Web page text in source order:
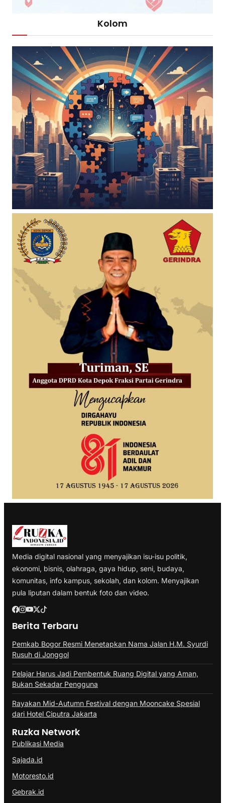
Kolom
Media digital nasional yang menyajikan isu-isu politik,
ekonomi, bisnis, olahraga, gaya hidup, seni, budaya,
komunitas, info kampus, sekolah, dan kolom. Menyajikan
pula liputan dalam bentuk foto dan video.
Berita Terbaru
Pemkab Bogor Resmi Menetapkan Nama Jalan H.M. Syurdi
Rusuh di Jonggol
Pelajar Harus Jadi Pembentuk Ruang Digital yang Aman,
Bukan Sekadar Pengguna
Rayakan Mid-Autumn Festival dengan Mooncake Spesial
dari Hotel Ciputra Jakarta
Ruzka Network
Publikasi Media
Sajada.id
Motoresto.id
Gebrak.id